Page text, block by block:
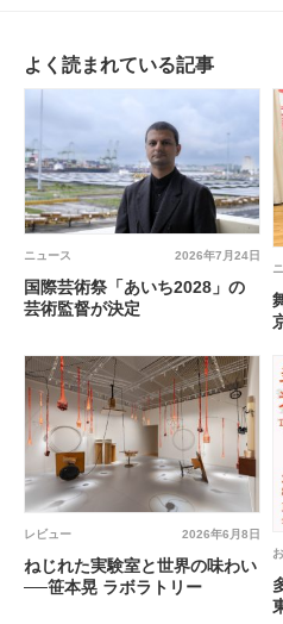
よく読まれている記事
2026年7月24日
ニュース
国際芸術祭「あいち2028」の
芸術監督が決定
2026年6月8日
レビュー
ねじれた実験室と世界の味わい
──笹本晃 ラボラトリー